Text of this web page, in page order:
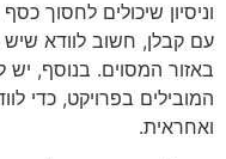
וניסיון שיכולים לחסוך
עם קבלן, חשוב לוודא שיש
באזור המסוים. בנוסף,
המובילים בפרויקט, כדי
ואחראית.